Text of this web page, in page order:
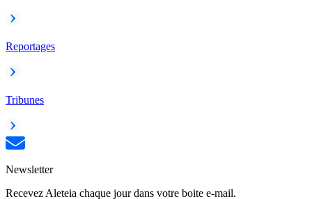
Reportages
Tribunes
Newsletter
Recevez Aleteia chaque jour dans votre boite e-mail.